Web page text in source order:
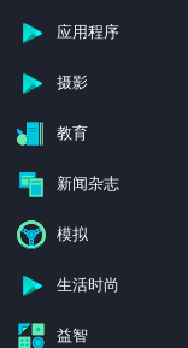
应用程序
摄影
教育
新闻杂志
模拟
生活时尚
益智